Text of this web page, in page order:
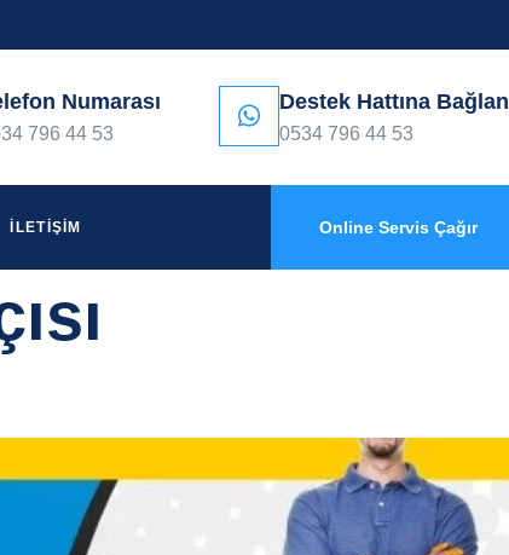
Numarası
796 44 53
Destek Hattına Bağlan
0534 796 44 53
İLETIŞIM Online Servis Çağır